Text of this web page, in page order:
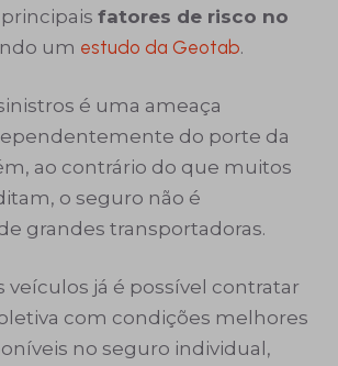
fatores de risco no
um estudo da Geotab.
é uma ameaça
do porte da
ao contrário do que muitos
o seguro não é
grandes transportadoras.
veículos já é possível contratar
com condições melhores
no seguro individual,